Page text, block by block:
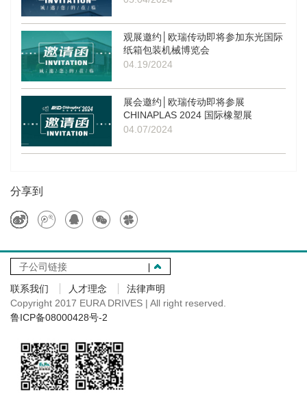
观展邀约│欧瑞传动即将参加东光国际
纸箱包装机械博览会
04.19/2024
展会邀约│欧瑞传动即将参展
CHINAPLAS 2024 国际橡塑展
04.07/2024
分享到
子公司链接
联系我们
人才理念
法律声明
Copyright 2017 EURA DRIVES | All right reserved.
鲁ICP备08000428号-2